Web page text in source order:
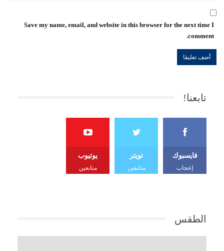
Save my name, email, and website in this browser for the next time I
comment.
تابعنا!
فايسبوك
إعجاب
تويتر
متابعين
يوتيوب
متابعين
الطقس